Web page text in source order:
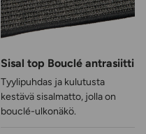
Sisal top Bouclé antrasiitti
Tyylipuhdas ja kulutusta
kestävä sisalmatto, jolla on
bouclé-ulkonäkö.